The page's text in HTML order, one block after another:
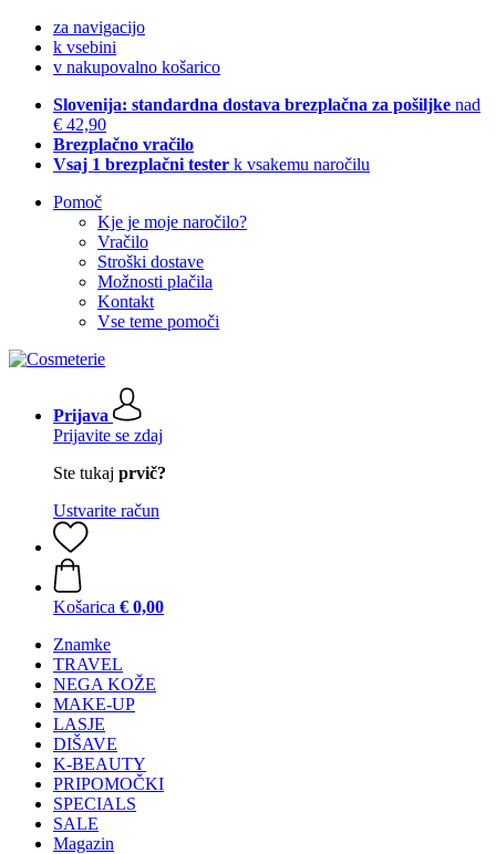
za navigacijo
k vsebini
v nakupovalno košarico
Slovenija: standardna dostava brezplačna za pošiljke nad
€ 42,90
Brezplačno vračilo
Vsaj 1 brezplačni tester k vsakemu naročilu
Pomoč
Kje je moje naročilo?
Vračilo
Stroški dostave
Možnosti plačila
Kontakt
Vse teme pomoči
Prijava
Prijavite se zdaj
Ste tukaj prvič?
Ustvarite račun
Košarica € 0,00
Znamke
TRAVEL
NEGA KOŽE
MAKE-UP
LASJE
DIŠAVE
K-BEAUTY
PRIPOMOČKI
SPECIALS
SALE
Magazin